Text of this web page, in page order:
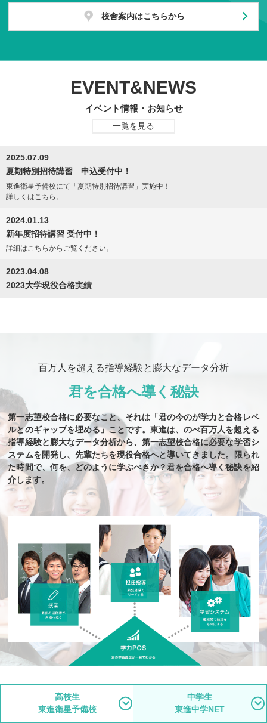
校舎案内はこちらから
EVENT&NEWS
イベント情報・お知らせ
一覧を見る
2025.07.09
夏期特別招待講習 申込受付中！
東進衛星予備校にて「夏期特別招待講習」実施中！
詳しくはこちら。
2024.01.13
新年度招待講習 受付中！
詳細はこちらからご覧ください。
2023.04.08
2023大学現役合格実績
百万人を超える指導経験と膨大なデータ分析
君を合格へ導く秘訣
第一志望校合格に必要なこと、 それは 「君の今のが学力と合格レベ
ルとのギャップを埋める」ことです。東進は、のべ百万人を超える
指導経験と膨大なデータ分析から、第一志望校合格に必要な学習シ
ステムを開発し、先輩たちを現役合格へと導いてきました。
限られ
た時間で、何を、どのように学ぶべきか？君を合格へ導く秘訣を紹
介します。
高校生
東進衛星予備校
中学生
東進中学NET